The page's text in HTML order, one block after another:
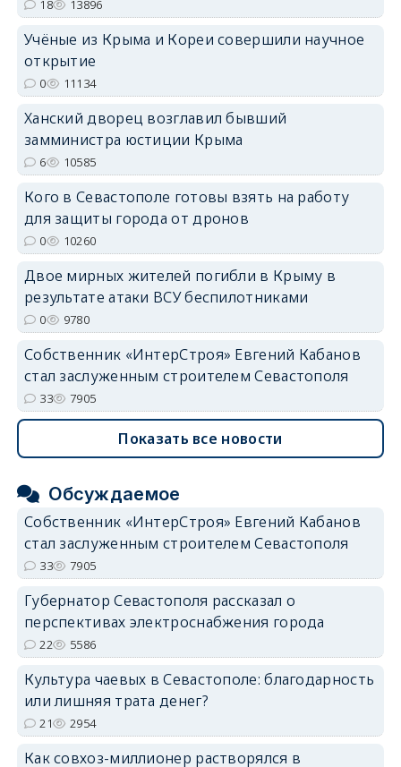
18 13896
Учёные из Крыма и Кореи совершили научное
открытие
0 11134
Ханский дворец возглавил бывший
замминистра юстиции Крыма
6 10585
Кого в Севастополе готовы взять на работу
для защиты города от дронов
0 10260
Двое мирных жителей погибли в Крыму в
результате атаки ВСУ беспилотниками
0 9780
Собственник «ИнтерСтроя» Евгений Кабанов
стал заслуженным строителем Севастополя
33 7905
Показать все новости
Обсуждаемое
Собственник «ИнтерСтроя» Евгений Кабанов
стал заслуженным строителем Севастополя
33 7905
Губернатор Севастополя рассказал о
перспективах электроснабжения города
22 5586
Культура чаевых в Севастополе: благодарность
или лишняя трата денег?
21 2954
Как совхоз-миллионер растворялся в